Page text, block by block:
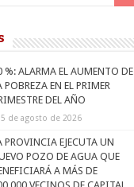
%: ALARMA EL AUMENTO DE
POBREZA EN EL PRIMER
DEL AÑO
5 de agosto de 2026
PROVINCIA EJECUTA UN
POZO DE AGUA QUE
A MÁS DE